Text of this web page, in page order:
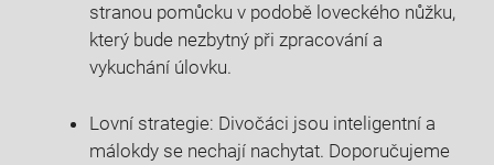
stranou pomůcku ​v podobě loveckého nůžku,
který bude nezbytný při zpracování a
vykuchání úlovku.
Lovní strategie: Divočáci jsou inteligentní a
málokdy se nechají nachytat. Doporučujeme